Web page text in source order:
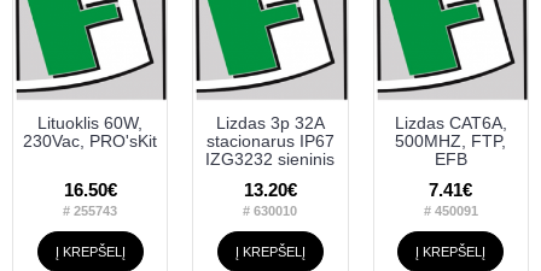
Lituoklis 60W,
230Vac, PRO'sKit
16.50€
# 255743
Į KREPŠELĮ
Lizdas 3p 32A
stacionarus IP67
IZG3232 sieninis
13.20€
# 630010
Į KREPŠELĮ
Lizdas CAT6A,
500MHZ, FTP,
EFB
7.41€
# 450091
Į KREPŠELĮ